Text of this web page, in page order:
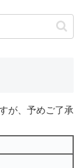
が、予めご了承